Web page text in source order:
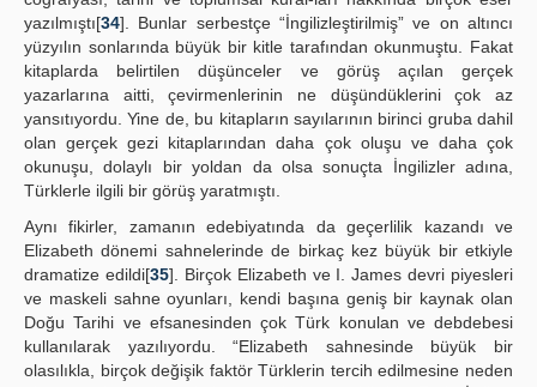
yazılmıştı[34]. Bunlar serbestçe “İngilizleştirilmiş” ve on altıncı
yüzyılın sonlarında büyük bir kitle tarafından okunmuştu. Fakat
kitaplarda belirtilen düşünceler ve görüş açılan gerçek
yazarlarına aitti, çevirmenlerinin ne düşündüklerini çok az
yansıtıyordu. Yine de, bu kitapların sayılarının birinci gruba dahil
olan gerçek gezi kitaplarından daha çok oluşu ve daha çok
okunuşu, dolaylı bir yoldan da olsa sonuçta İngilizler adına,
Türklerle ilgili bir görüş yaratmıştı.
Aynı fikirler, zamanın edebiyatında da geçerlilik kazandı ve
Elizabeth dönemi sahnelerinde de birkaç kez büyük bir etkiyle
dramatize edildi[35]. Birçok Elizabeth ve I. James devri piyesleri
ve maskeli sahne oyunları, kendi başına geniş bir kaynak olan
Doğu Tarihi ve efsanesinden çok Türk konulan ve debdebesi
kullanılarak yazılıyordu. “Elizabeth sahnesinde büyük bir
olasılıkla, birçok değişik faktör Türklerin tercih edilmesine neden